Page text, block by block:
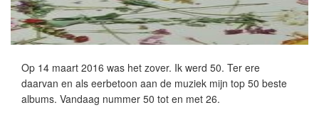
Op 14 maart 2016 was het zover. Ik werd 50. Ter ere
daarvan en als eerbetoon aan de muziek mijn top 50 beste
albums. Vandaag nummer 50 tot en met 26.